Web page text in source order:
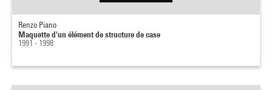
Renzo Piano
Maquette d'un élément de structure de case
1991 - 1998